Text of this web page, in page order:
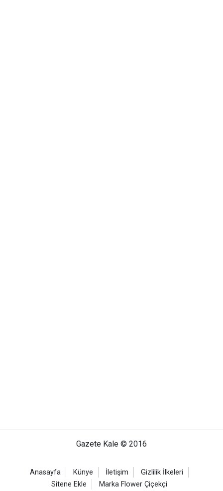
Gazete Kale © 2016
Anasayfa Künye İletişim
Gizlilik İlkeleri
Sitene Ekle
Marka Flower Çiçekçi